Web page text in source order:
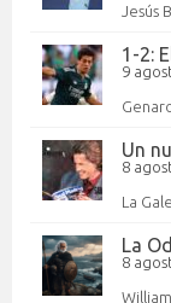
Jesús
1-2:
9
Un
8
La
La
8